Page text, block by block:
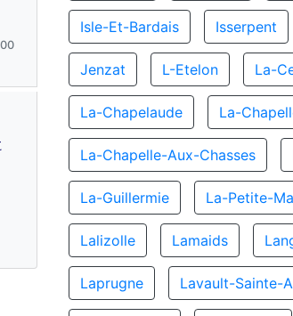
Isle-Et-Bardais Isserpent
Jenzat L-Etelon La-
La-Chapelaude La-
La-Chapelle-Aux-Chasses
La-Guillermie La-Petite-
Lalizolle Lamaids
Laprugne Lavault-Sainte-